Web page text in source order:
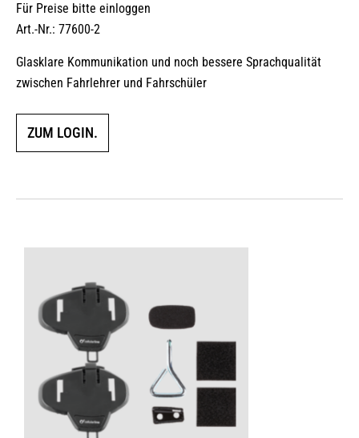
Für Preise bitte einloggen
Art.-Nr.: 77600-2
Glasklare Kommunikation und noch bessere Sprachqualität
zwischen Fahrlehrer und Fahrschüler
ZUM LOGIN.